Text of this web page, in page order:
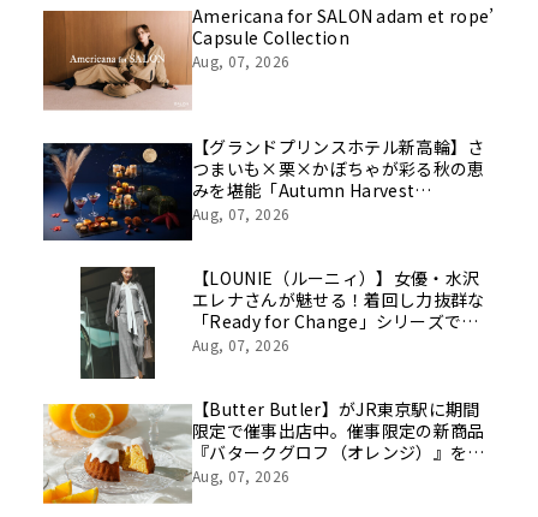
像を公開！
Americana for SALON adam et rope’
Capsule Collection
Aug, 07, 2026
【グランドプリンスホテル新高輪】さ
つまいも×栗×かぼちゃが彩る秋の恵
みを堪能「Autumn Harvest
Afternoon Tea」開催
Aug, 07, 2026
【LOUNIE（ルーニィ）】女優・水沢
エレナさんが魅せる！着回し力抜群な
「Ready for Change」シリーズでつ
くる「10daysスタイルを8/7(金)より
Aug, 07, 2026
【Butter Butler】がJR東京駅に期間
限定で催事出店中。催事限定の新商品
『バタークグロフ（オレンジ）』をご
用意してお待ちしております！
Aug, 07, 2026